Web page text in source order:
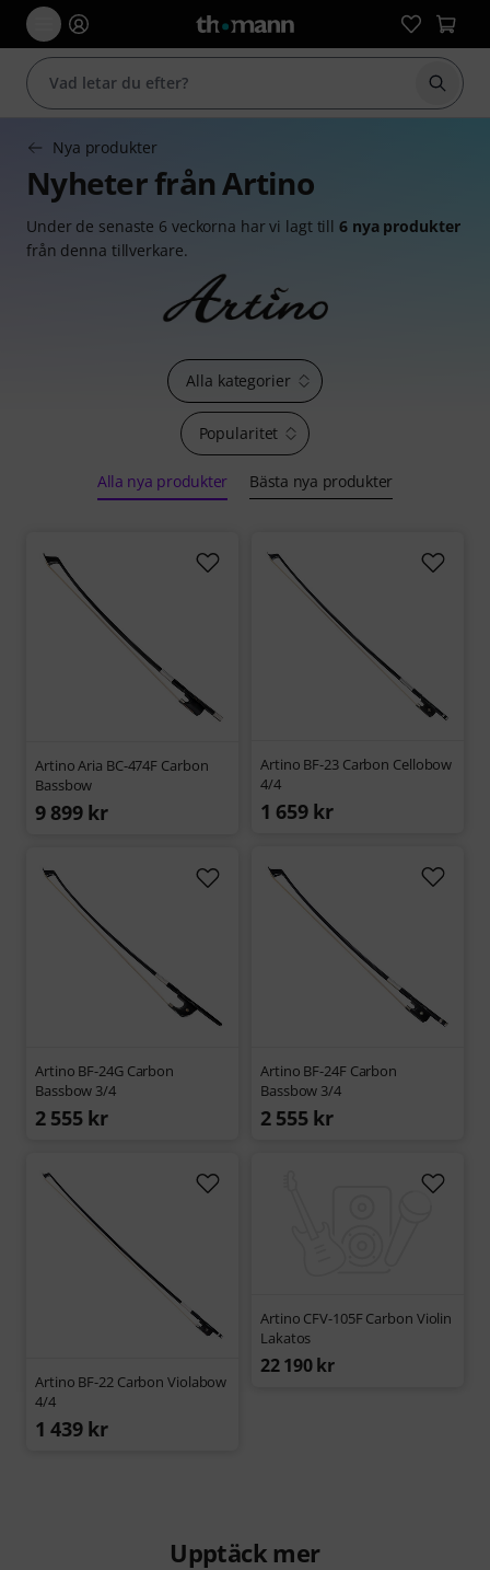
Börja
Nya produkter
Nyheter från Artino
Under de senaste 6 veckorna har vi lagt till6 nya produkter
från denna tillverkare.
Popularitet
Alla kategorier
Alla nya produkter Bästa nya produkter
Artino Aria BC-474F Carbon
Bassbow
9 899 kr
Artino BF-23 Carbon Cellobow
4/4
1 659 kr
Artino BF-24G Carbon
Bassbow 3/4
2 555 kr
Artino BF-24F Carbon
Bassbow 3/4
2 555 kr
Artino BF-22 Carbon Violabow
4/4
1 439 kr
Artino CFV-105F Carbon Violin
Lakatos
22 190 kr
Upptäck mer